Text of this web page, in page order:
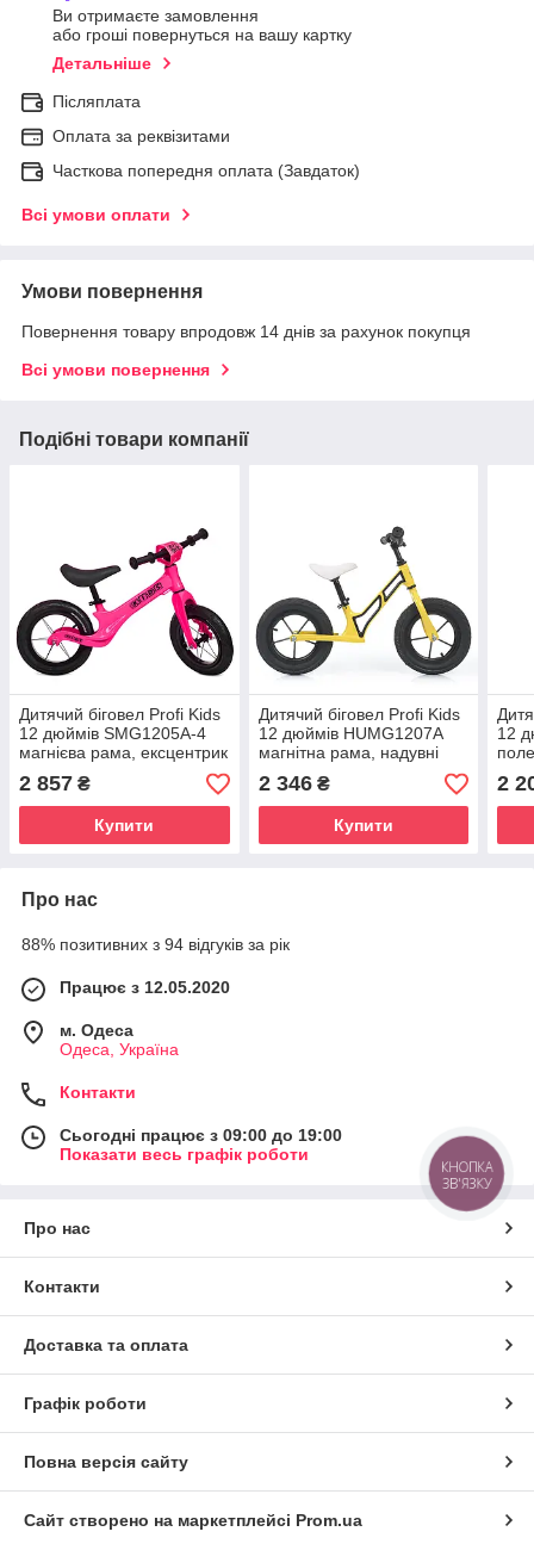
Ви отримаєте замовлення
або гроші повернуться на вашу картку
Детальніше
Післяплата
Оплата за реквізитами
Часткова попередня оплата (Завдаток)
Всі умови оплати
Умови повернення
Повернення товару впродовж 14 днів за рахунок покупця
Всі умови повернення
Подібні товари компанії
Дитячий біговел Profi Kids
12 дюймів SMG1205A-4
магнієва рама, ексцентрик
2 857 ₴
Купити
Дитячий біговел Profi Kids
12 дюймів HUMG1207A
магнітна рама, надувні
колеса
2 346₴
Купити
12
2
Про нас
88% позитивних з 94 відгуків за рік
Працює з 12.05.2020
м. Одеса
Одеса, Україна
Контакти
Сьогодні працює з 09:00 до 19:00
Показати весь графік роботи
Про нас
Контакти
Доставка та оплата
Графік роботи
Повна версія сайту
Сайт створено на маркетплейсі Prom.ua
КНОПКА
ЗВ'ЯЗКУ